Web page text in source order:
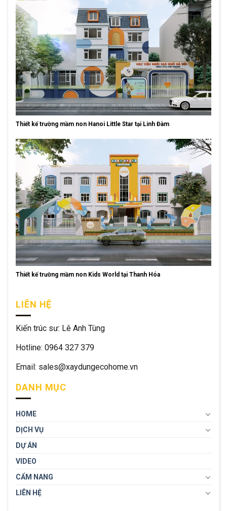
Thiết kế trường mầm non Hanoi Little Star tại Linh Đàm
Thiết kế trường mầm non Kids World tại Thanh Hóa
LIÊN HỆ
Kiến trúc sư: Lê Anh Tùng
Hotline: 0964 327 379
Email: sales@xaydungecohome.vn
DANH MỤC
HOME
DỊCH VỤ
DỰ ÁN
VIDEO
CẨM NANG
LIÊN HỆ